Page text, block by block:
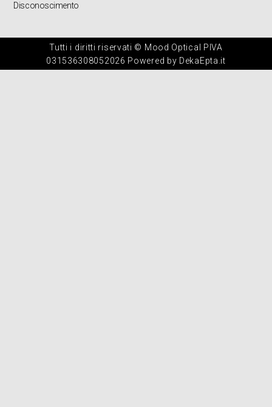
Disconoscimento
Tutti i diritti riservati © Mood Optical PIVA
031536308052026 Powered by DekaEpta.it